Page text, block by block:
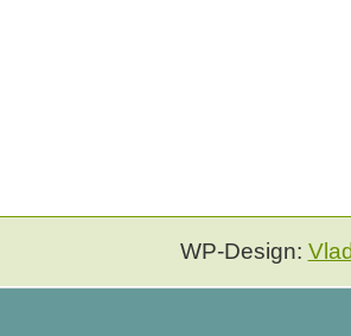
WP-Design: